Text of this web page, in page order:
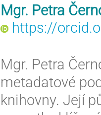
Mgr. Petra
https://
Mgr. Petra
metadatové
knihovny. Její